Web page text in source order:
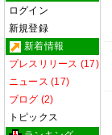
ログイン
新規登録
新着情報
プレスリリース (17)
ニュース (17)
ブログ (2)
トピックス